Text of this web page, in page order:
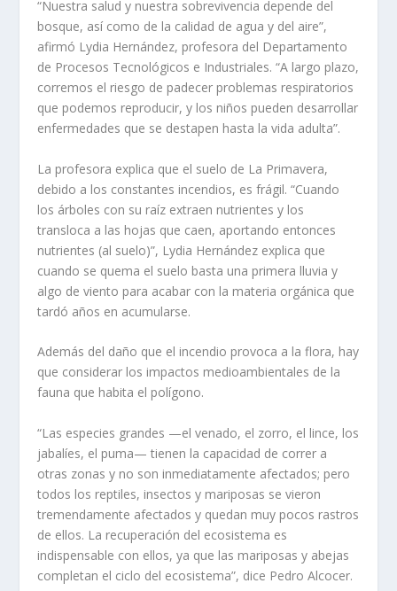
“Nuestra salud y nuestra sobrevivencia depende del
bosque, así como de la calidad de agua y del aire”,
afirmó Lydia Hernández, profesora del Departamento
de Procesos Tecnológicos e Industriales. “A largo plazo,
corremos el riesgo de padecer problemas respiratorios
que podemos reproducir, y los niños pueden desarrollar
enfermedades que se destapen hasta la vida adulta”.
La profesora explica que el suelo de La Primavera,
debido a los constantes incendios, es frágil. “Cuando
los árboles con su raíz extraen nutrientes y los
transloca a las hojas que caen, aportando entonces
nutrientes (al suelo)”, Lydia Hernández explica que
cuando se quema el suelo basta una primera lluvia y
algo de viento para acabar con la materia orgánica que
tardó años en acumularse.
Además del daño que el incendio provoca a la flora, hay
que considerar los impactos medioambientales de la
fauna que habita el polígono.
“Las especies grandes —el venado, el zorro, el lince, los
jabalíes, el puma— tienen la capacidad de correr a
otras zonas y no son inmediatamente afectados; pero
todos los reptiles, insectos y mariposas se vieron
tremendamente afectados y quedan muy pocos rastros
de ellos. La recuperación del ecosistema es
indispensable con ellos, ya que las mariposas y abejas
completan el ciclo del ecosistema”, dice Pedro Alcocer.